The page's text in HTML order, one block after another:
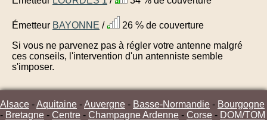
Émetteur BAYONNE /
26 % de couverture
Si vous ne parvenez pas à régler votre antenne malgré
ces conseils, l'intervention d'un antenniste semble
s'imposer.
Alsace -Aquitaine -Auvergne - Basse-Normandie - Bourgogne
- Bretagne - Centre - Champagne Ardenne - Corse - DOM/TOM